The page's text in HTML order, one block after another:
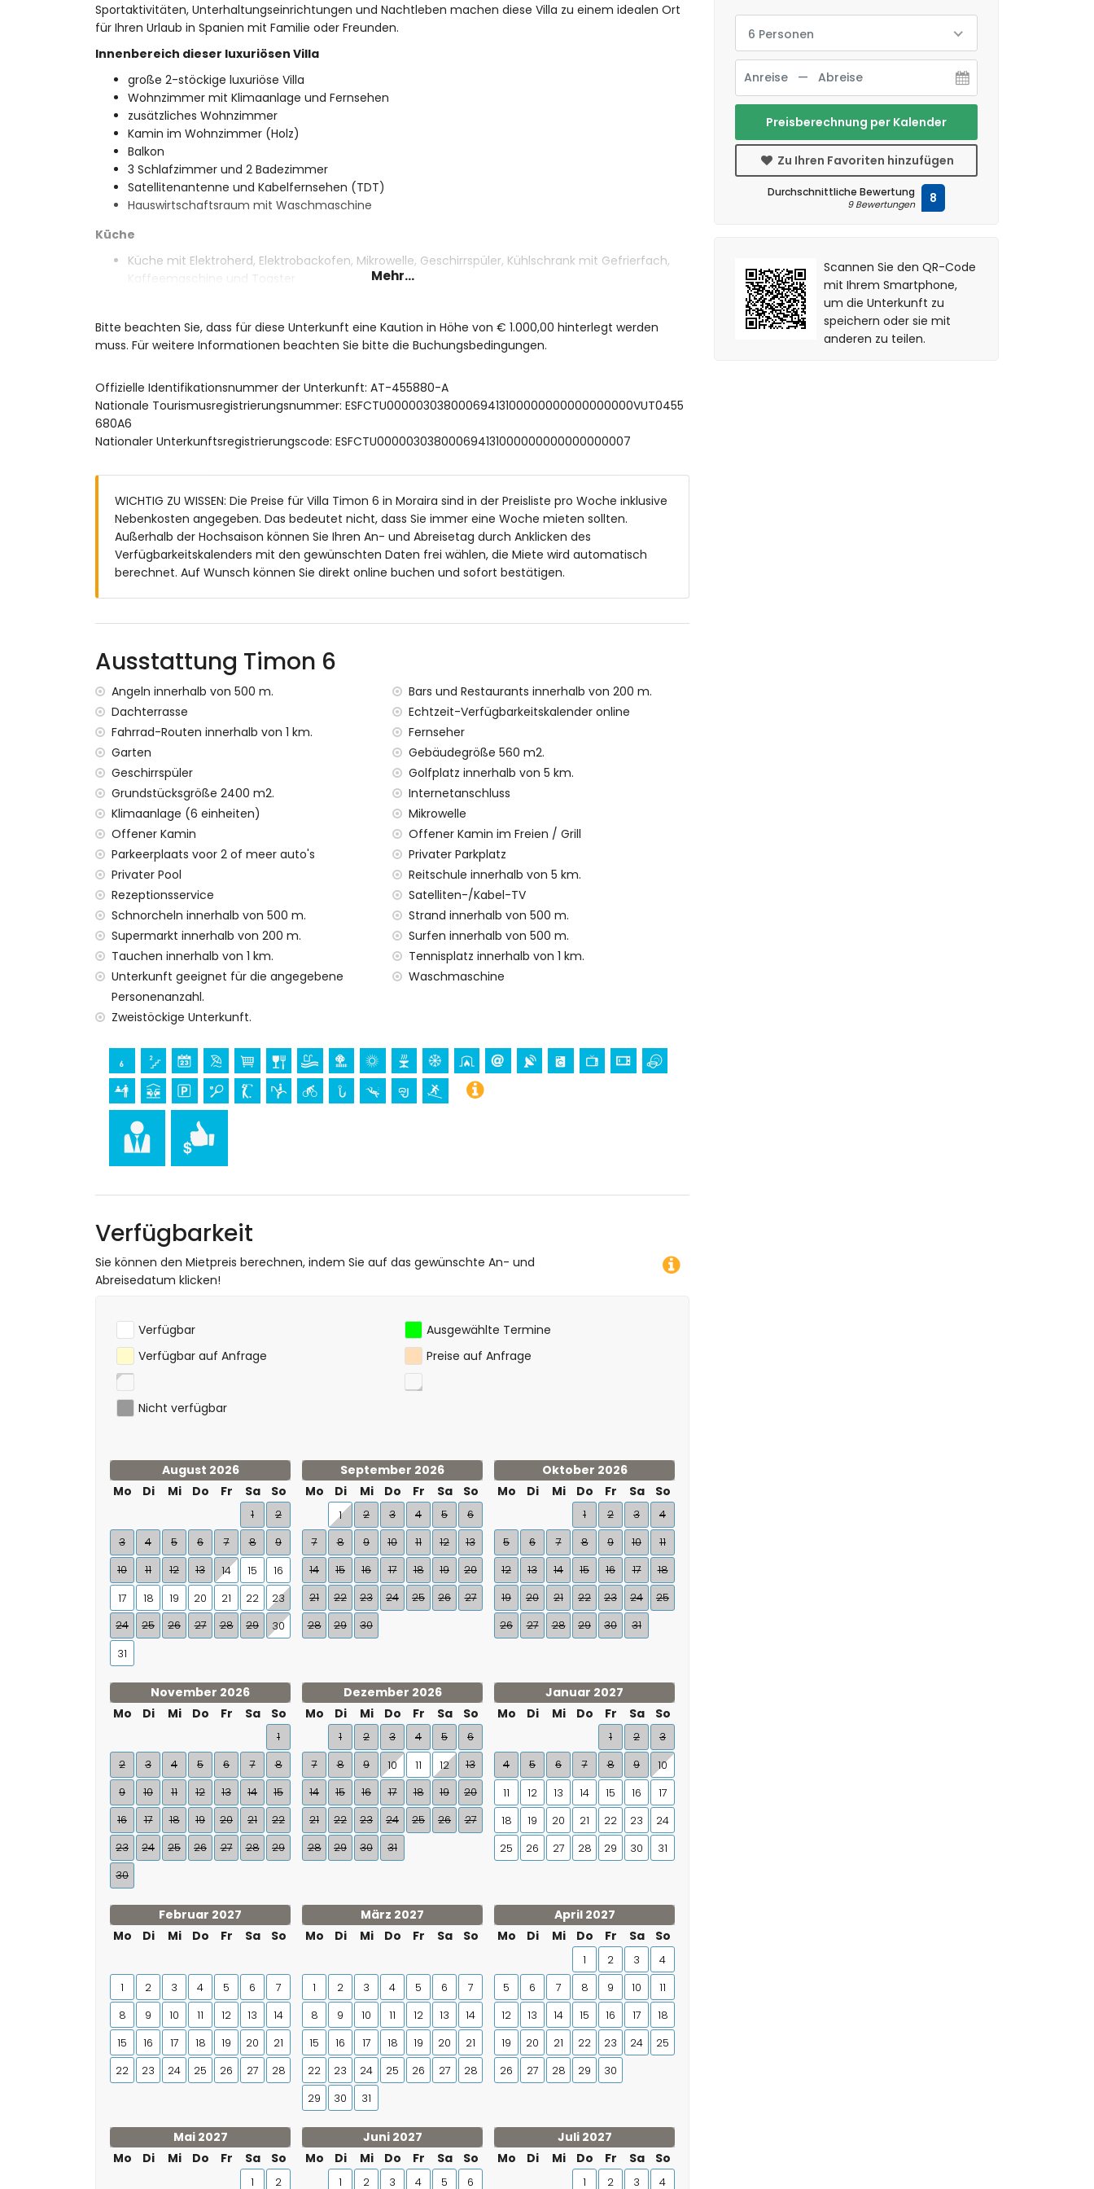
Sportaktivitäten, Unterhaltungseinrichtungen und Nachtleben machen diese Villa zu einem idealen Ort
für Ihren Urlaub in Spanien mit Familie oder Freunden.
Innenbereich dieser luxuriösen Villa
große 2-stöckige luxuriöse Villa
Wohnzimmer mit Klimaanlage und Fernsehen
zusätzliches Wohnzimmer
Kamin im Wohnzimmer (Holz)
Balkon
3 Schlafzimmer und 2 Badezimmer
Satellitenantenne und Kabelfernsehen (TDT)
Hauswirtschaftsraum mit Waschmaschine
Küche
Küche mit Elektroherd, Elektrobackofen, Mikrowelle, Geschirrspüler, Kühlschrank mit Gefrierfach,
Kaffeemaschine und Toaster
Schlafzimmer mit Klimaanlage, Doppelbett und eigenem Bad
Schlafzimmer mit Klimaanlage und Doppelbett
eigenes Bad mit Badewanne
Badezimmer mit Badewanne
Außenbereich dieser luxuriösen Villa
lagunenförmiger Privatpool mit den Maßen 10m x 5m
wunderschöner Garten mit Rasen, Bäumen und Gartenmöbeln mit Sonnenliegen
4 Terrassen, von denen 2 überdacht sind
Außenküche und Grill
Außendusche
Außenbereich zum Sitzen und Essbereich im Freien
nächste Stadt: Moraira (innerhalb von 200 Metern von der Villa)
nächster Strand: Playa Ampolla (innerhalb von 500 Metern von der Villa)
Haustiere sind nicht erlaubt
Ausstattungen und Dienstleistungen, die im Mietpreis dieser luxuriösen Villa enthalten sind
Internet (ADSL)
Rezeptionsservice
Squashplatz
Ausstattungen und Dienstleistungen gegen Aufpreis
Klimaanlage
Unterhaltung und Freizeitaktivitäten für Ihren Urlaub in Moraira, Costa Blanca
Bar (innerhalb von 500 Metern vom Haus)
Promenade (innerhalb von 1000 Metern vom Haus)
Sport
Tennis, Radfahren, Angeln, Tauchen, Schnorcheln und Surfen (innerhalb von 1000 Metern von der
Mehr...
Bitte beachten Sie, dass für diese Unterkunft eine Kaution in Höhe von € 1.000,00 hinterlegt werden
muss. Für weitere Informationen beachten Sie bitte die Buchungsbedingungen.
Offizielle Identifikationsnummer der Unterkunft: AT-455880-A
Nationale Tourismusregistrierungsnummer: ESFCTU00000303800069413100000000000000000VUT0455
680A6
Nationaler Unterkunftsregistrierungscode: ESFCTU000003038000694131000000000000000007
WICHTIG ZU WISSEN: Die Preise für Villa Timon 6 in Moraira sind in der Preisliste pro Woche inklusive
Nebenkosten angegeben. Das bedeutet nicht, dass Sie immer eine Woche mieten sollten.
Außerhalb der Hochsaison können Sie Ihren An- und Abreisetag durch Anklicken des
Verfügbarkeitskalenders mit den gewünschten Daten frei wählen, die Miete wird automatisch
berechnet. Auf Wunsch können Sie direkt online buchen und sofort bestätigen.
Ausstattung Timon 6
Angeln innerhalb von 500 m.
Bars und Restaurants innerhalb von 200 m.
Dachterrasse
Echtzeit-Verfügbarkeitskalender online
Fahrrad-Routen innerhalb von 1 km.
Fernseher
Garten
Gebäudegröße 560 m2.
Geschirrspüler
Golfplatz innerhalb von 5 km.
Grundstücksgröße 2400 m2.
Internetanschluss
Klimaanlage (6 einheiten)
Mikrowelle
Offener Kamin
Offener Kamin im Freien / Grill
Parkeerplaats voor 2 of meer auto's
Privater Parkplatz
Privater Pool
Reitschule innerhalb von 5 km.
Rezeptionsservice
Satelliten-/Kabel-TV
Schnorcheln innerhalb von 500 m.
Strand innerhalb von 500 m.
Supermarkt innerhalb von 200 m.
Surfen innerhalb von 500 m.
Tauchen innerhalb von 1 km.
Tennisplatz innerhalb von 1 km.
Unterkunft geeignet für die angegebene
Personenanzahl.
Waschmaschine
Zweistöckige Unterkunft.
Verfügbarkeit
Sie können den Mietpreis berechnen, indem Sie auf das gewünschte An- und
Abreisedatum klicken!
Verfügbar
Ausgewählte Termine
Verfügbar auf Anfrage
Preise auf Anfrage
Nicht verfügbar
August 2026
Mo
Di Mi Do Fr Sa So
1
2
3
4 5 6 7 8
9
10
11 12 13 14 15
16
17
18 19 20 21 22
23
24
25 26 27 28 29
30
31
September 2026
Mo
Di Mi Do Fr Sa So
1 2 3 4 5
6
7
8 9 10 11 12
13
14
15 16 17 18 19
20
21
22 23 24 25 26
27
28
29 30
Oktober 2026
Mo
Di Mi Do Fr Sa So
1 2 3
4
5
6 7 8 9 10
11
12
13 14 15 16 17
18
19
20 21 22 23 24
25
26
27 28 29 30 31
November 2026
Mo
Di Mi Do Fr Sa So
1
2
3 4 5 6 7
8
9
10 11 12 13 14
15
16
17 18 19 20 21
22
23
24 25 26 27 28
29
30
Dezember 2026
Mo
Di Mi Do Fr Sa So
1 2 3 4 5
6
7
8 9 10 11 12
13
14
15 16 17 18 19
20
21
22 23 24 25 26
27
28
29 30 31
Januar 2027
Mo
Di Mi Do Fr Sa So
1 2
3
4
5 6 7 8 9
10
11
12 13 14 15 16
17
18
19 20 21 22 23
24
25
26 27 28 29 30 31
Februar 2027
Mo
Di Mi Do Fr Sa So
1 2 3 4 5 6
7
8
9 10 11 12 13
14
15
16 17 18 19 20
21
22
23 24 25 26 27 28
März 2027
Mo
Di Mi Do Fr Sa So
1 2 3 4 5 6
7
8
9 10 11 12 13
14
15
16 17 18 19 20
21
22
23 24 25 26 27
28
29
30 31
April 2027
Mo
Di Mi Do Fr Sa So
1 2 3
4
5
6 7 8 9 10
11
12
13 14 15 16 17
18
19
20 21 22 23 24
25
26
27 28 29 30
Mai 2027
Mo
Di Mi Do Fr Sa So
1 2
Juni 2027
Mo
Di Mi Do Fr Sa So
1 2 3 4 5 6
Juli 2027
Mo
Di Mi Do Fr Sa So
1 2 3 4
6 Personen
Preisberechnung per Kalender
Zu Ihren Favoriten hinzufügen
Durchschnittliche Bewertung
9 Bewertungen 8
Scannen Sie den QR-Code
mit Ihrem Smartphone,
um die Unterkunft zu
speichern oder sie mit
anderen zu teilen.